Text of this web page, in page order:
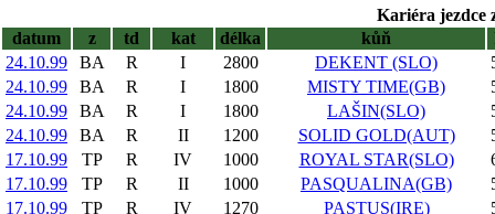
Kariéra jezdce
datum
z td kat délka kůň
24.10.99
BA R I 2800 DEKENT (SLO)
24.10.99
BA R I 1800 MISTY TIME(GB)
24.10.99
BA R I 1800 LAŠIN(SLO)
24.10.99
BA R II 1200 SOLID GOLD(AUT)
17.10.99
TP R IV 1000 ROYAL STAR(SLO)
17.10.99
TP R II 1000 PASQUALINA(GB)
17.10.99
TP R IV 1270 PASTUS(IRE)